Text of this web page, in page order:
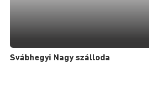
Svábhegyi Nagy szálloda